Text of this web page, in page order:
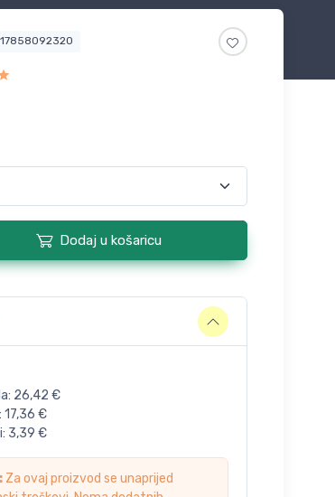
Dodaj u košaricu
26,42 €
17,36 €
3,39 €
Za ovaj proizvod se unaprijed